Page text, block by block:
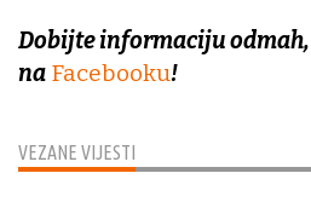
VEZANE VIJESTI
Dobijte informaciju
na Facebooku!